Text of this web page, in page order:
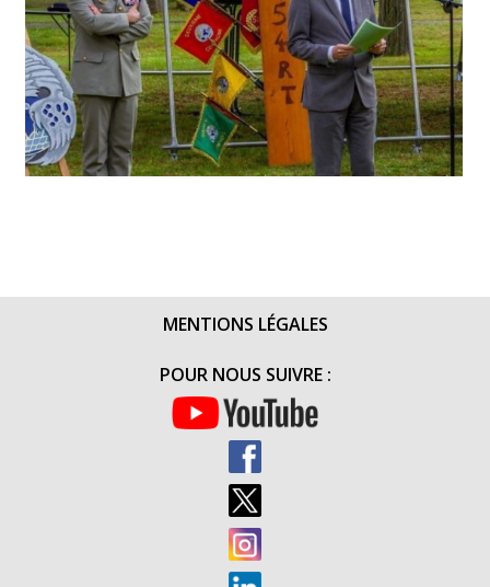
MENTIONS LÉGALES
POUR NOUS SUIVRE :